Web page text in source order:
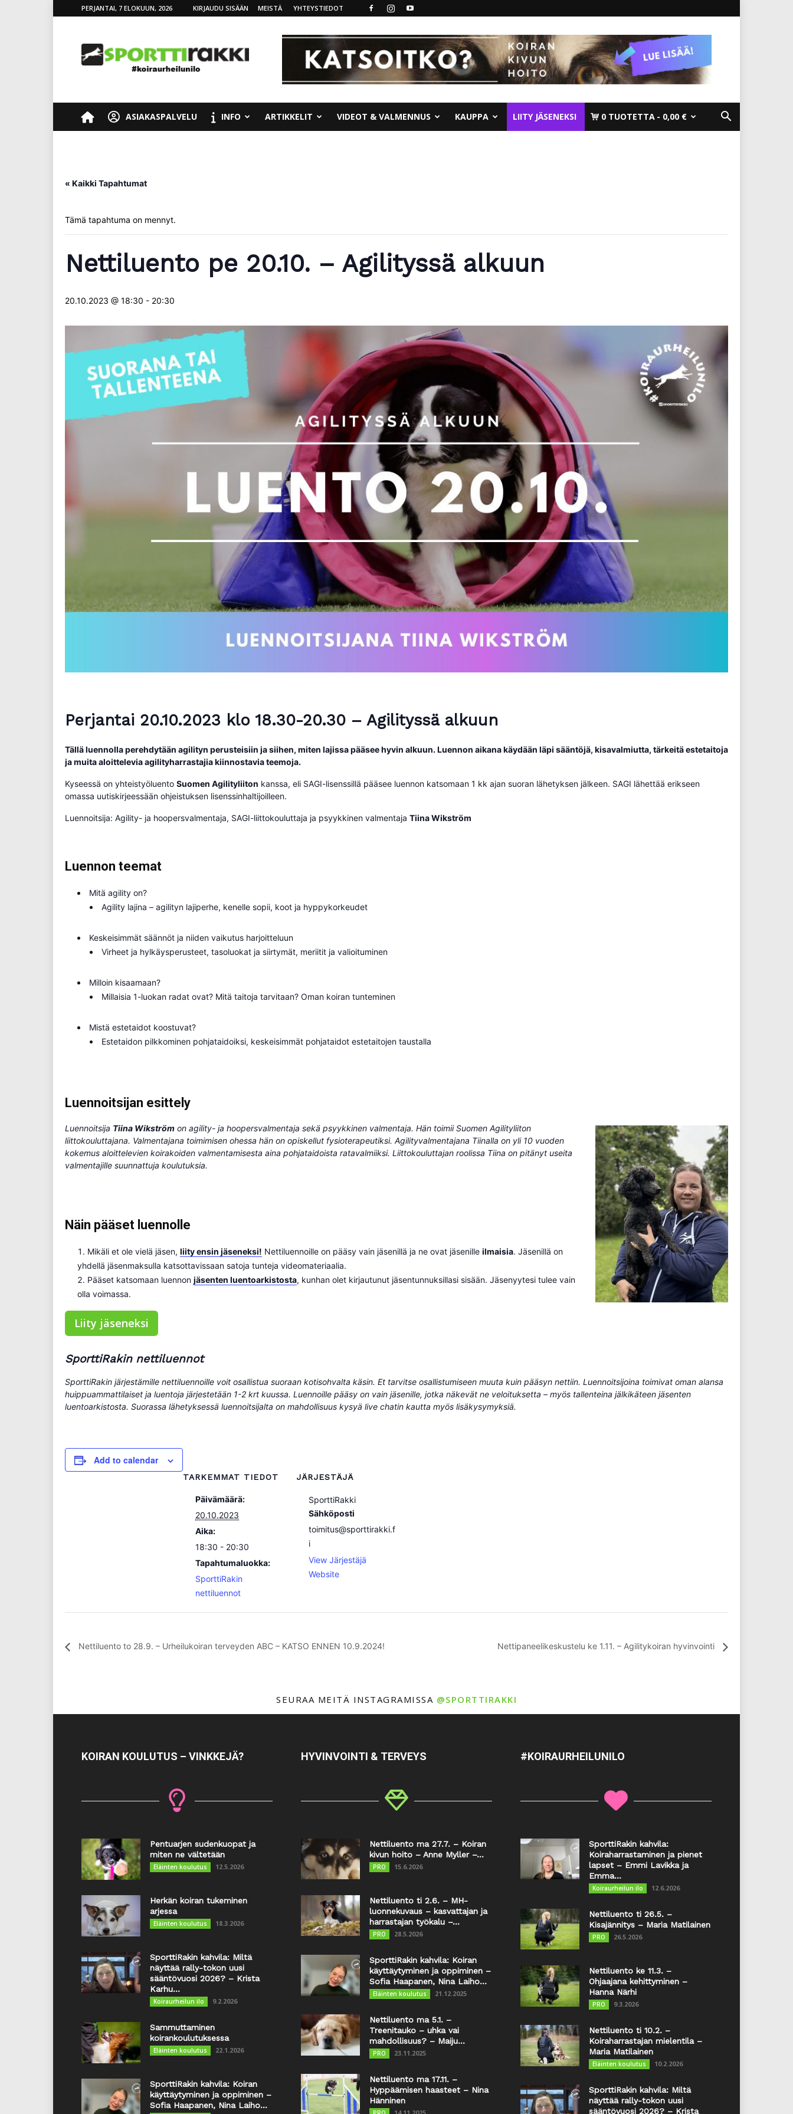
PERJANTAI, 7 ELOKUUN, 2026 KIRJAUDU SISÄÄN MEISTÄ YHTEYSTIEDOT
ASIAKASPALVELU INFO ARTIKKELIT VIDEOT & VALMENNUS KAUPPA LIITY JÄSENEKSI 0 TUOTETTA 0,00 €
« Kaikki Tapahtumat
Tämä tapahtuma on mennyt.
Nettiluento pe 20.10. – Agilityssä alkuun
20.10.2023 @ 18:30 - 20:30
Perjantai 20.10.2023 klo 18.30-20.30 – Agilityssä alkuun
Tällä luennolla perehdytään agilityn perusteisiin ja siihen, miten lajissa pääsee hyvin alkuun. Luennon aikana käydään läpi sääntöjä, kisavalmiutta, tärkeitä estetaitoja
ja muita aloittelevia agilityharrastajia kiinnostavia teemoja.
Kyseessä on yhteistyöluento Suomen Agilityliiton kanssa, eli SAGI-lisenssillä pääsee luennon katsomaan 1 kk ajan suoran lähetyksen jälkeen. SAGI lähettää erikseen
omassa uutiskirjeessään ohjeistuksen lisenssinhaltijoilleen.
Luennoitsija: Agility- ja hoopersvalmentaja, SAGI-liittokouluttaja ja psyykkinen valmentaja Tiina Wikström
Luennon teemat
Mitä agility on?
Agility lajina – agilityn lajiperhe, kenelle sopii, koot ja hyppykorkeudet
Keskeisimmät säännöt ja niiden vaikutus harjoitteluun
Virheet ja hylkäysperusteet, tasoluokat ja siirtymät, meriitit ja valioituminen
Milloin kisaamaan?
Millaisia 1-luokan radat ovat? Mitä taitoja tarvitaan? Oman koiran tunteminen
Mistä estetaidot koostuvat?
Estetaidon pilkkominen pohjataidoiksi, keskeisimmät pohjataidot estetaitojen taustalla
Luennoitsijan esittely
Luennoitsija Tiina Wikström on agility- ja hoopersvalmentaja sekä psyykkinen valmentaja. Hän toimii Suomen Agilityliiton
liittokouluttajana. Valmentajana toimimisen ohessa hän on opiskellut fysioterapeutiksi. Agilityvalmentajana Tiinalla on yli 10 vuoden
kokemus aloittelevien koirakoiden valmentamisesta aina pohjataidoista ratavalmiiksi. Liittokouluttajan roolissa Tiina on pitänyt useita
valmentajille suunnattuja koulutuksia.
Näin pääset luennolle
Mikäli et ole vielä jäsen, liity ensin jäseneksi! Nettiluennoille on pääsy vain jäsenillä ja ne ovat jäsenille ilmaisia. Jäsenillä on
yhdellä jäsenmaksulla katsottavissaan satoja tunteja videomateriaalia.
Pääset katsomaan luennon jäsenten luentoarkistosta, kunhan olet kirjautunut jäsentunnuksillasi sisään. Jäsenyytesi tulee vain
olla voimassa.
Liity jäseneksi
SporttiRakin nettiluennot
SporttiRakin järjestämille nettiluennoille voit osallistua suoraan kotisohvalta käsin. Et tarvitse osallistumiseen muuta kuin pääsyn nettiin. Luennoitsijoina toimivat oman alansa
huippuammattilaiset ja luentoja järjestetään 1-2 krt kuussa. Luennoille pääsy on vain jäsenille, jotka näkevät ne veloituksetta – myös tallenteina jälkikäteen jäsenten
luentoarkistosta. Suorassa lähetyksessä luennoitsijalta on mahdollisuus kysyä live chatin kautta myös lisäkysymyksiä.
Add to calendar
TARKEMMAT TIEDOT
Päivämäärä:
20.10.2023
Aika:
18:30 - 20:30
Tapahtumaluokka:
SporttiRakin
nettiluennot
JÄRJESTÄJÄ
SporttiRakki
Sähköposti
toimitus@sporttirakki.f
i
View Järjestäjä
Website
Nettiluento to 28.9. – Urheilukoiran terveyden ABC – KATSO ENNEN 10.9.2024! Nettipaneelikeskustelu ke 1.11. – Agilitykoiran hyvinvointi
SEURAA MEITÄ INSTAGRAMISSA @SPORTTIRAKKI
KOIRAN KOULUTUS – VINKKEJÄ?
Pentuarjen sudenkuopat ja
miten ne vältetään
Eläinten koulutus 12.5.2026
Herkän koiran tukeminen
arjessa
Eläinten koulutus 18.3.2026
SporttiRakin kahvila: Miltä
näyttää rally-tokon uusi
sääntövuosi 2026? – Krista
Karhu...
Koiraurheilun ilo 9.2.2026
Sammuttaminen
koirankoulutuksessa
Eläinten koulutus 22.1.2026
SporttiRakin kahvila: Koiran
käyttäytyminen ja oppiminen –
Sofia Haapanen, Nina Laiho...
HYVINVOINTI & TERVEYS
Nettiluento ma 27.7. – Koiran
kivun hoito – Anne Myller –...
PRO 15.6.2026
Nettiluento ti 2.6. – MH-
luonnekuvaus – kasvattajan ja
harrastajan työkalu –...
PRO 28.5.2026
SporttiRakin kahvila: Koiran
käyttäytyminen ja oppiminen –
Sofia Haapanen, Nina Laiho...
Eläinten koulutus 21.12.2025
Nettiluento ma 5.1. –
Treenitauko – uhka vai
mahdollisuus? – Maiju...
PRO 23.11.2025
Nettiluento ma 17.11. –
Hyppäämisen haasteet – Nina
Hänninen
#KOIRAURHEILUNILO
SporttiRakin kahvila:
Koiraharrastaminen ja pienet
lapset – Emmi Lavikka ja
Emma...
Koiraurheilun ilo 12.6.2026
Nettiluento ti 26.5. –
Kisajännitys – Maria Matilainen
PRO 26.5.2026
Nettiluento ke 11.3. –
Ohjaajana kehittyminen –
Hanna Närhi
PRO 9.3.2026
Nettiluento ti 10.2. –
Koiraharrastajan mielentila –
Maria Matilainen
Eläinten koulutus 10.2.2026
SporttiRakin kahvila: Miltä
näyttää rally-tokon uusi
sääntövuosi 2026? – Krista